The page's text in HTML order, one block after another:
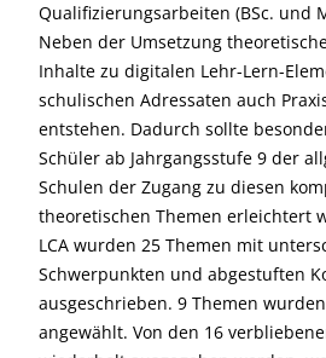
Qualifizierungsarbeiten (BSc. und
Neben der Umsetzung
Inhalte zu digitalen Lehr-Lern-
schulischen Adressaten auch
entstehen. Dadurch sollte
Schüler ab Jahrgangsstufe 9 der
Schulen der Zugang zu diesen
theoretischen Themen erleichtert
LCA wurden 25 Themen mit
Schwerpunkten und abgestuften
ausgeschrieben. 9 Themen
angewählt. Von den 16